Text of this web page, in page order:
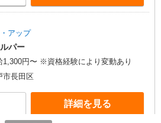
アップ
パー
1,300円〜 ※資格経験により変動あり
市長田区
詳細を見る